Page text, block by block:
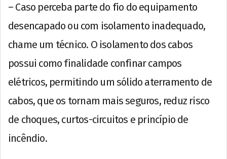
– Caso perceba parte do fio do equipamento
desencapado ou com isolamento inadequado,
chame um técnico. O isolamento dos cabos
possui como finalidade confinar campos
elétricos, permitindo um sólido aterramento de
cabos, que os tornam mais seguros, reduz risco
de choques, curtos-circuitos e princípio de
incêndio.